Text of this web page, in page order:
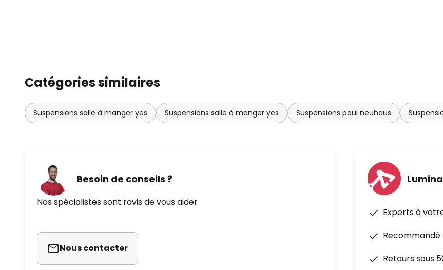
Catégories similaires
Suspensions salle à manger yes Suspensions salle à manger yes Suspensions paul neuhaus
Besoin de conseils ?
Nos spécialistes sont ravis de vous aider
Nous contacter
Experts à
Retours sous